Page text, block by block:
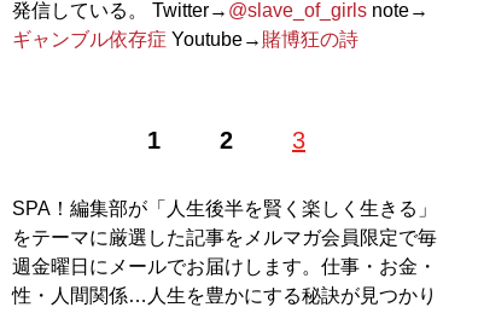
発信している。 Twitter→ @slave_of_girls note→
ギャンブル依存症 Youtube→ 賭博狂の詩
1 2 3
SPA！編集部が「人生後半を賢く楽しく生きる」
をテーマに厳選した記事をメルマガ会員限定で毎
週金曜日にメールでお届けします。仕事・お金・
性・人間関係…人生を豊かにする秘訣が見つかり